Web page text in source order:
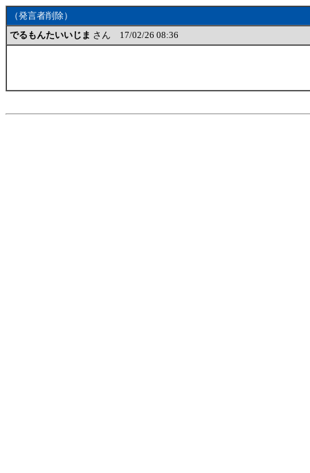
（発言者削除）
でるもんたいいじま さん 17/02/26 08:36